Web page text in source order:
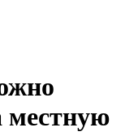
местную